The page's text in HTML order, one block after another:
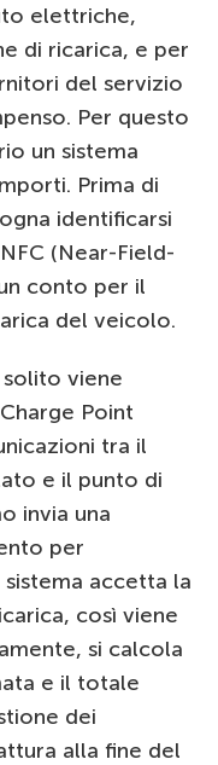
elettriche,
di ricarica, e per
del servizio
Per questo
un sistema
Prima di
identificarsi
(Near-Field-
conto per il
del veicolo.
viene
Point
tra il
e il punto di
invia una
per
accetta la
così viene
si calcola
e il totale
dei
alla fine del